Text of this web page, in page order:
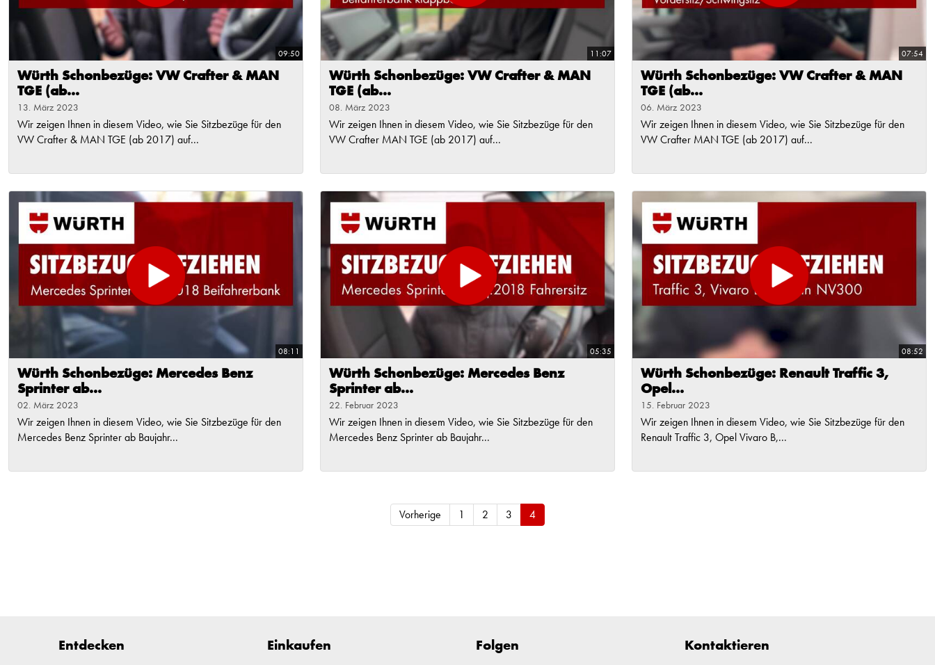
09:50
Würth Schonbezüge: VW Crafter & MAN
TGE (ab...
13. März 2023
Wir zeigen Ihnen in diesem Video, wie Sie Sitzbezüge für den
VW Crafter & MAN TGE (ab 2017) auf...
11:07
Würth Schonbezüge: VW Crafter & MAN
TGE (ab...
08. März 2023
Wir zeigen Ihnen in diesem Video, wie Sie Sitzbezüge für den
VW Crafter MAN TGE (ab 2017) auf...
07:54
Würth Schonbezüge: VW Crafter & MAN
TGE (ab...
06. März 2023
Wir zeigen Ihnen in diesem Video, wie Sie Sitzbezüge für den
VW Crafter MAN TGE (ab 2017) auf...
08:11
Würth Schonbezüge: Mercedes Benz
Sprinter ab...
02. März 2023
Wir zeigen Ihnen in diesem Video, wie Sie Sitzbezüge für den
Mercedes Benz Sprinter ab Baujahr...
05:35
Würth Schonbezüge: Mercedes Benz
Sprinter ab...
22. Februar 2023
Wir zeigen Ihnen in diesem Video, wie Sie Sitzbezüge für den
Mercedes Benz Sprinter ab Baujahr...
08:52
Würth Schonbezüge: Renault Traffic 3,
Opel...
15. Februar 2023
Wir zeigen Ihnen in diesem Video, wie Sie Sitzbezüge für den
Renault Traffic 3, Opel Vivaro B,...
Vorherige 1 2 3 4
Entdecken Einkaufen Folgen Kontaktieren